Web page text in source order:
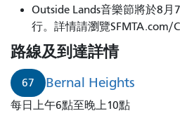
路
伯
納
爾
高
地
Outside Lands音樂節將於8
行。詳情請瀏覽SFMTA.com/
路線及到達詳情
67 Bernal Heights
每日上午6點至晚上10點